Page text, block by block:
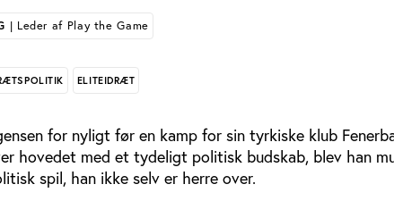
| Leder af Play the Game
ELITEIDRÆT
for nyligt før en kamp for sin tyrkiske klub
hovedet med et tydeligt politisk budskab, blev han
spil, han ikke selv er herre over.